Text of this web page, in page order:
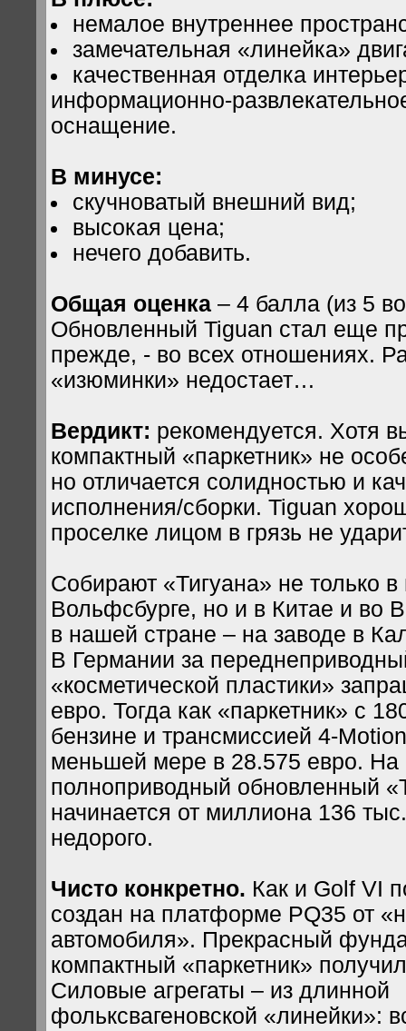
немалое внутреннее
замечательная «линейка»
качественная отделка
информационно-
оснащение.
В минусе:
скучноватый внешний вид;
высокая цена;
нечего добавить.
Общая оценка – 4 балла (из 5
Обновленный Tiguan стал еще
прежде, - во всех отношениях.
«изюминки» недостает…
Вердикт: рекомендуется. Хотя
компактный «паркетник» не
но отличается солидностью и
исполнения/сборки. Tiguan
проселке лицом в грязь не
Собирают «Тигуана» не только
Вольфсбурге, но и в Китае и во
в нашей стране – на заводе в
В Германии за
«косметической пластики»
евро. Тогда как «паркетник» с
бензине и трансмиссией 4-
меньшей мере в 28.575 евро. На
полноприводный обновленный
начинается от миллиона 136
недорого.
Чисто конкретно. Как и Golf VI
создан на платформе PQ35 от
автомобиля». Прекрасный
компактный «паркетник»
Силовые агрегаты – из длинной
фольксвагеновской «линейки»: